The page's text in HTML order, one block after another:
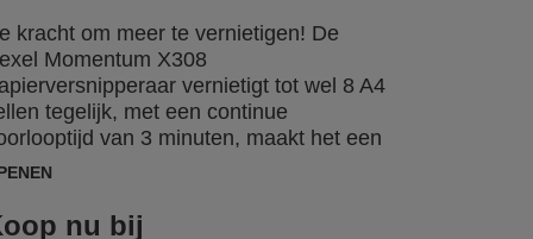
kracht om meer te vernietigen! De
Momentum X308
vernietigt tot wel 8 A4
tegelijk, met een continue
van 3 minuten, maakt het een
machine voor thuis. P3, Cross cut
15L (100 A4 vellen).
nu bij